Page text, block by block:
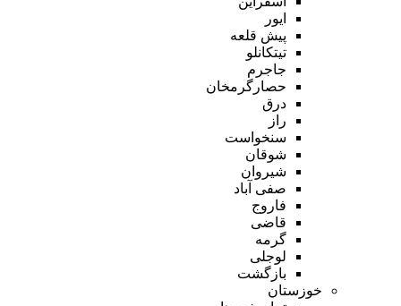
ایور
پیش قلعه
تیتکانلو
جاجرم
حصارگرمخان
درق
راز
سنخواست
شوقان
شیروان
صفی آباد
فاروج
قاضی
گرمه
لوجلی
بازگشت
خوزستان